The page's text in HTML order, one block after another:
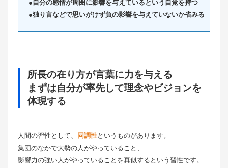
●自分の感情が周囲に影響を与えているという自覚を持つ
●独り言などで思いがけず負の影響を与えていないか省みる
所長の在り方が言葉に力を与える
まずは自分が率先して理念やビジョンを
体現する
人間の習性として、 同調性というものがあります。
集団のなかで大勢の人がやっていること、
影響力の強い人がやっていることを真似するという習性です。